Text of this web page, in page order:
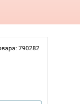
790282